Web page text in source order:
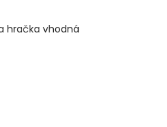
hračka vhodná